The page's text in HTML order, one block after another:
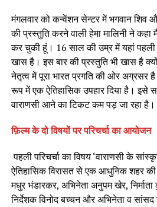
मंगलवार को कन्वेंशन सेन्टर में भगवान शिव
की प्रस्तुति करने वाली हेमा मालिनी ने कहा
कर चुकी हूं। 16 साल की उम्र में यहां पहली
खास है। इस बार की प्रस्तुति भी खास है
नेतृत्व में पूरा भारत प्रगति की ओर अग्रसर
रूप में एक ऐतिहासिक उपहार दिया है।
वाराणसी आने का टिकट कम पड़ जा रहा है।
फ़िल्म के दो विषयों पर परिचर्चा का आयोजन
पहली परिचर्चा का विषय ‘वाराणसी के
ऐतिहासिक विरासत से एक आधुनिक शहर की
मधुर भंडारकर, अभिनेता अनुपम खेर, निर्माता
निर्देशक विनोद बच्चन और अभिनेता व सांसद